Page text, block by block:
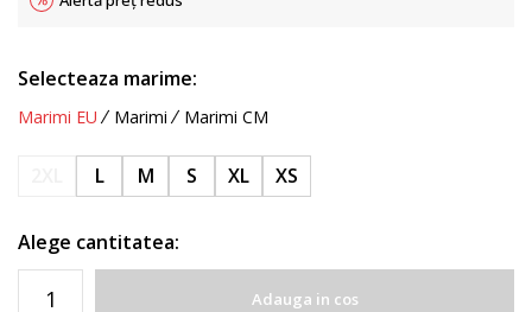
Selecteaza marime:
Marimi EU Marimi Marimi CM
L M S XL XS
Alege cantitatea:
Adauga in cos